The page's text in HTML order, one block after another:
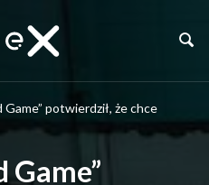
Game” potwierdził, że chce
Game”